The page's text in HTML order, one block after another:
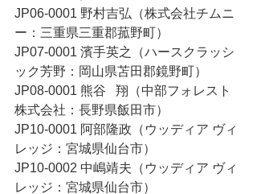
JP06-0001 野村吉弘（株式会社チムニ
ー：三重県三重郡菰野町）
JP07-0001 濱手英之（ハースクラッシ
ック芳野：岡山県苫田郡鏡野町）
JP08-0001 熊谷   翔（中部フォレスト
株式会社：長野県飯田市）
JP10-0001 阿部隆政（ウッディア ヴィ
レッジ：宮城県仙台市）
JP10-0002 中嶋靖夫（ウッディア ヴィ
レッジ：宮城県仙台市）